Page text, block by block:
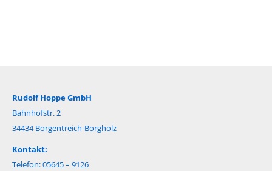
Rudolf Hoppe GmbH
Bahnhofstr. 2
34434 Borgentreich-Borgholz
Kontakt:
Telefon: 05645 – 9126